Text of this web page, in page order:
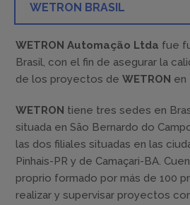
WETRON BRASIL
WETRON Automação Ltda fue
Brasil, con el fin de asegurar la
de los proyectos de WETRON en
WETRON tiene tres sedes en
situada en São Bernardo do
las dos filiales situadas en las
Pinhais-PR y de Camaçari-BA.
proprio formado por más de 100
realizar y supervisar proyectos